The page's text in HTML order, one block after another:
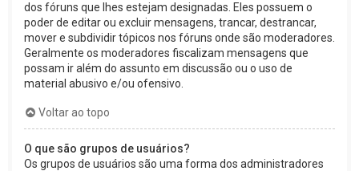
dos fóruns que lhes estejam designadas. Eles possuem o
poder de editar ou excluir mensagens, trancar, destrancar,
mover e subdividir tópicos nos fóruns onde são moderadores.
Geralmente os moderadores fiscalizam mensagens que
possam ir além do assunto em discussão ou o uso de
material abusivo e/ou ofensivo.
Voltar ao topo
O que são grupos de usuários?
Os grupos de usuários são uma forma dos administradores